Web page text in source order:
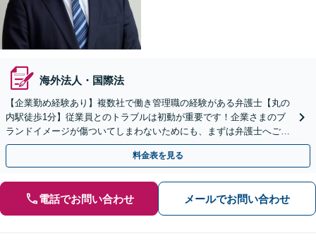
海外法人・国際法
【企業勤め経験あり】複数社で働き管理職の経験がある弁護士【丸の
内駅徒歩1分】従業員とのトラブルは初動が重要です！企業さまのブ
ランドイメージが傷ついてしまわないためにも、まずは弁護士へご相
談ください【売掛金の回収】豊富な解決実績があります
料金表を見る
電話でお問い合わせ メールでお問い合わせ